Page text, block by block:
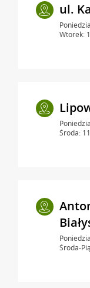
ul.
Wtorek:
Środa:
Środa-